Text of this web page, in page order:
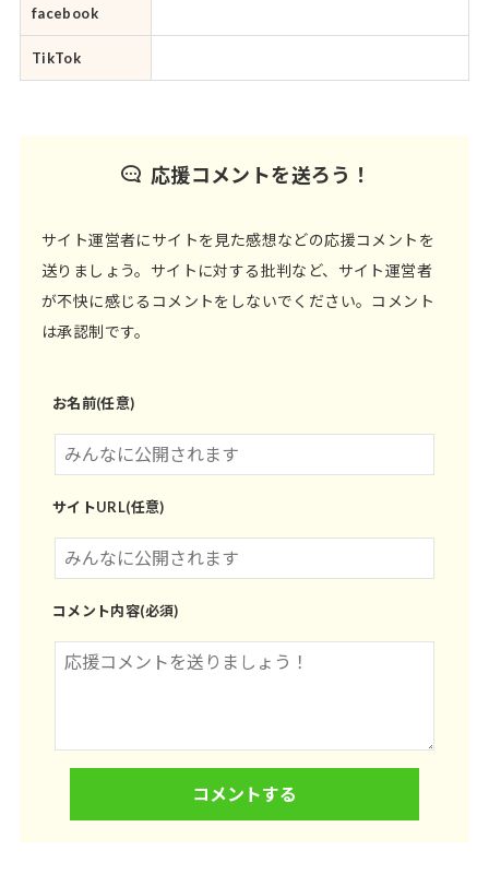
facebook
TikTok
応援コメントを送ろう！
サイト運営者にサイトを見た感想などの応援コメントを
送りましょう。サイトに対する批判など、サイト運営者
が不快に感じるコメントをしないでください。コメント
は承認制です。
お名前(任意)
サイトURL(任意)
コメント内容(必須)